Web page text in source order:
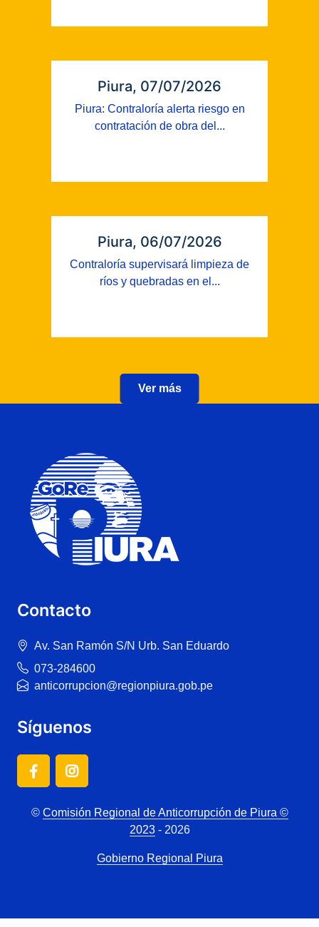
Piura, 07/07/2026
Piura: Contraloría alerta riesgo en
contratación de obra del...
Piura, 06/07/2026
Contraloría supervisará limpieza de
ríos y quebradas en el...
Ver más
Contacto
Av. San Ramón S/N Urb. San Eduardo
073-284600
anticorrupcion@regionpiura.gob.pe
Síguenos
© Comisión Regional de Anticorrupción de Piura ©
2023- 2026
Gobierno Regional Piura